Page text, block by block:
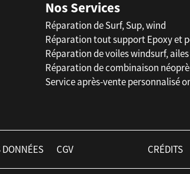
Nos Services
Réparation de Surf, Sup, wind
Réparation tout support Epoxy et
Réparation de voiles windsurf,
Réparation de combinaison
Service après-vente personnalisé
CGV CRÉDITS